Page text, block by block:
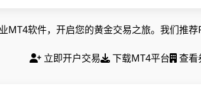
MT4软件，开启您的黄金交易之旅。我们推
立即开户交易 下载MT4平台 查看